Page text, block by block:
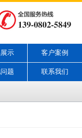
示 客户案例
题 联系我们